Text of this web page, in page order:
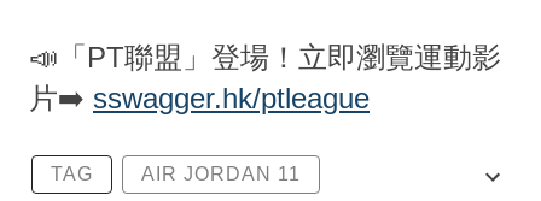
📣「PT聯盟」登場！立即瀏覽運動影
片➡️ sswagger.hk/ptleague
TAG AIR JORDAN 11